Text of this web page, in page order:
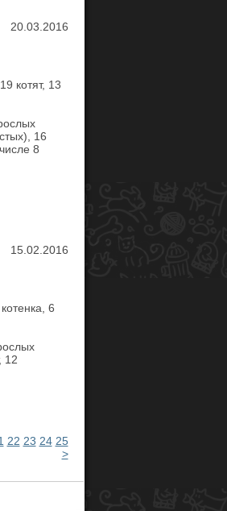
20.03.2016
котят, 13
16
8
15.02.2016
6
12
22 23 24 25
>